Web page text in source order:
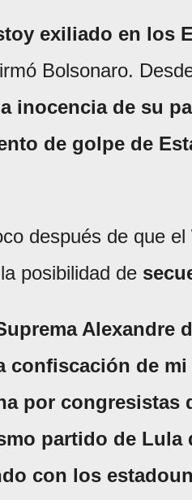
exiliado en los
Bolsonaro.
inocencia de su
de golpe de
después de que el
posibilidad de
Alexandre
confiscación de
por congresistas
partido de
con los